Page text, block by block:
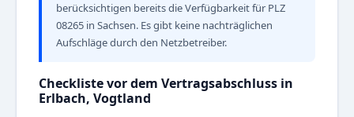
berücksichtigen bereits die Verfügbarkeit für PLZ
08265 in Sachsen. Es gibt keine nachträglichen
Aufschläge durch den Netzbetreiber.
Checkliste vor dem Vertragsabschluss in
Erlbach, Vogtland